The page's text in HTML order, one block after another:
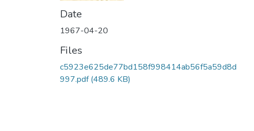
Date
1967-04-20
Files
c5923e625de77bd158f998414ab56f5a59d8d
997.pdf(489.6 KB)